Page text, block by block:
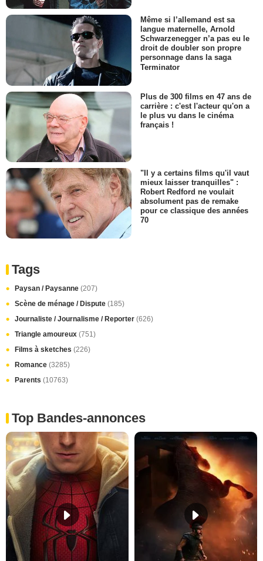
Même si l’allemand est sa
langue maternelle, Arnold
Schwarzenegger n’a pas eu le
droit de doubler son propre
personnage dans la saga
Terminator
Plus de 300 films en 47 ans de
carrière : c'est l'acteur qu'on a
le plus vu dans le cinéma
français !
"Il y a certains films qu'il vaut
mieux laisser tranquilles" :
Robert Redford ne voulait
absolument pas de remake
pour ce classique des années
70
Tags
Paysan / Paysanne (207)
Scène de ménage / Dispute (185)
Journaliste / Journalisme / Reporter (626)
Triangle amoureux (751)
Films à sketches (226)
Romance (3285)
Parents (10763)
Top Bandes-annonces